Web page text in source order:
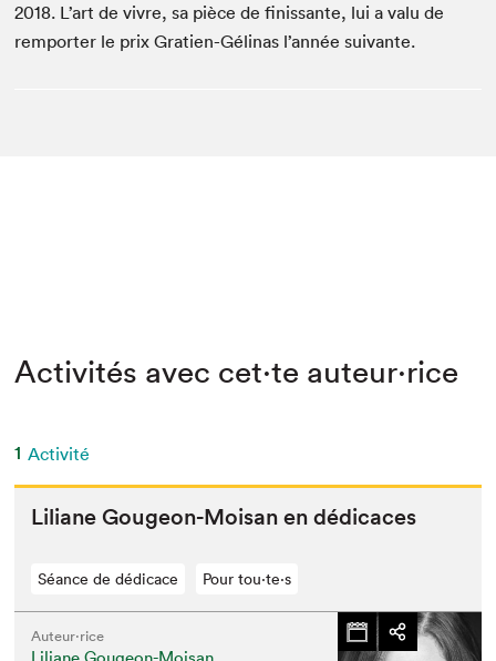
2018. L’art de vivre, sa pièce de finissante, lui a valu de
remporter le prix Gratien-Gélinas l’année suivante.
Activités avec cet·te auteur·rice
1 Activité
Lil­iane Gougeon-Moisan en dédicaces
Séance de dédicace Pour tou⋅te⋅s
Auteur·rice